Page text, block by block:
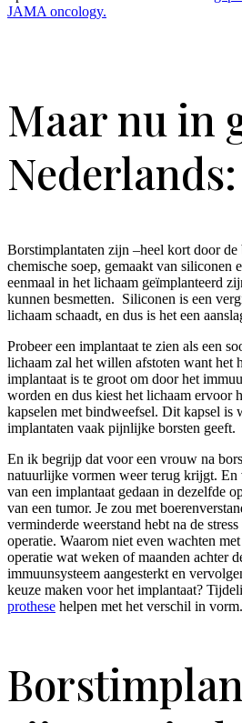
JAMA oncology.
Maar nu in
Nederlands:
Borstimplantaten zijn –heel kort door de
chemische soep, gemaakt van siliconen
eenmaal in het lichaam geïmplanteerd
kunnen besmetten. Siliconen is een
lichaam schaadt, en dus is het een
Probeer een implantaat te zien als een
lichaam zal het willen afstoten want het
implantaat is te groot om door het
worden en dus kiest het lichaam ervoor
kapselen met bindweefsel. Dit kapsel is
implantaten vaak pijnlijke borsten geeft.
En ik begrijp dat voor een vrouw na
natuurlijke vormen weer terug krijgt. En
van een implantaat gedaan in dezelfde
van een tumor. Je zou met
verminderde weerstand hebt na de
operatie. Waarom niet even wachten
operatie wat weken of maanden achter
immuunsysteem aangesterkt en
keuze maken voor het implantaat?
prothese helpen met het verschil in vorm.